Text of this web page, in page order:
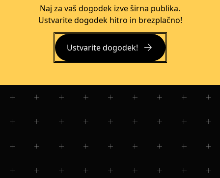
Naj za vaš dogodek izve širna publika.
Ustvarite dogodek hitro in brezplačno!
Ustvarite dogodek! arrow_forward